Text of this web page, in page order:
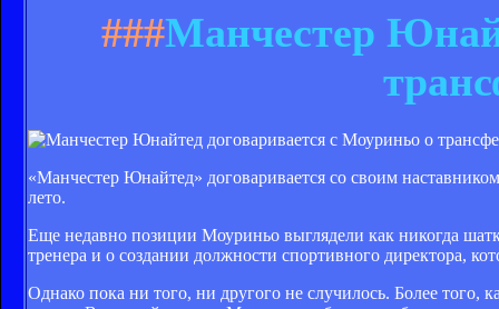
###Манчестер
«Манчестер Юнайтед» договаривается со своим
лето.
Еще недавно позиции Моуриньо выглядели как никогда
тренера и о создании должности спортивного директора,
Однако пока ни того, ни другого не случилось. Более того,